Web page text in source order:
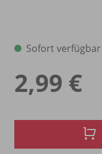
Sofort verfügbar
2,99 €